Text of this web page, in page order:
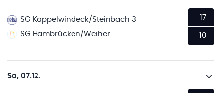
SG Kappelwindeck/Steinbach 3
SG Hambrücken/Weiher
17
10
So, 07.12.